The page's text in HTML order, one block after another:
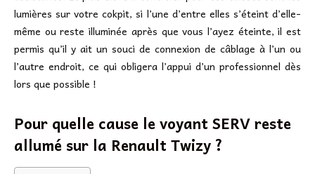
lumières sur votre cokpit, si l’une d’entre elles s’éteint d’elle-
même ou reste illuminée après que vous l’ayez éteinte, il est
permis qu’il y ait un souci de connexion de câblage à l’un ou
l’autre endroit, ce qui obligera l’appui d’un professionnel dès
lors que possible !
Pour quelle cause le voyant SERV reste
allumé sur la Renault Twizy ?